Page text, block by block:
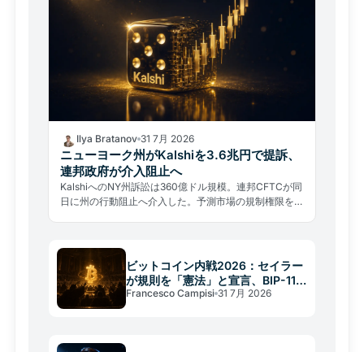
Ilya Bratanov 31 7月 2026
ニューヨーク州がKalshiを3.6兆円で提訴、
連邦政府が介入阻止へ
KalshiへのNY州訴訟は360億ドル規模。連邦CFTCが同
日に州の行動阻止へ介入した。予測市場の規制権限をめ
ビットコイン内戦2026：セイラー
が規則を「憲法」と宣言、BIP-110
が焦点
Francesco Campisi 31 7月 2026